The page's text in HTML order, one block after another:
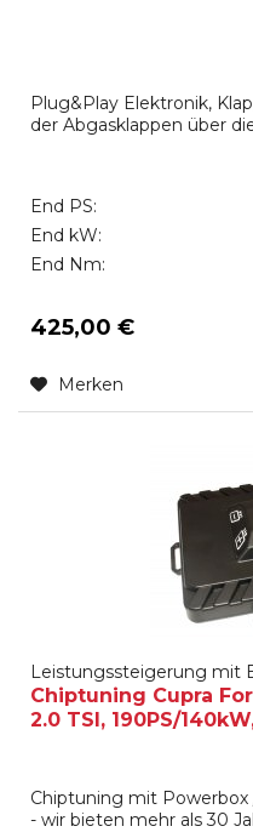
Plug&Play Elektronik,
der Abgasklappen über
End PS:
End kW:
End Nm:
425,00 €
Merken
Leistungssteigerung mit
Chiptuning Cupra
2.0 TSI, 190PS/
Chiptuning mit
- wir bieten mehr als 30